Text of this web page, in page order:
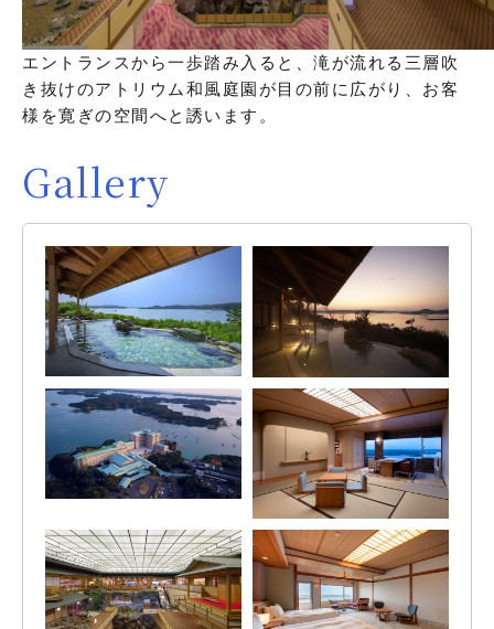
エントランスから一歩踏み入ると、滝が流れる三層吹
き抜けのアトリウム和風庭園が目の前に広がり、お客
様を寛ぎの空間へと誘います。
Gallery